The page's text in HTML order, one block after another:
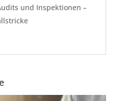
und Inspektionen –